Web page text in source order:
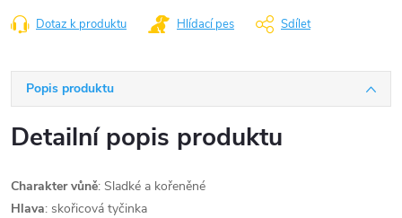
Dotaz k produktu Hlídací pes Sdílet
Popis produktu
Detailní popis produktu
Charakter vůně: Sladké a kořeněné
Hlava: skořicová tyčinka